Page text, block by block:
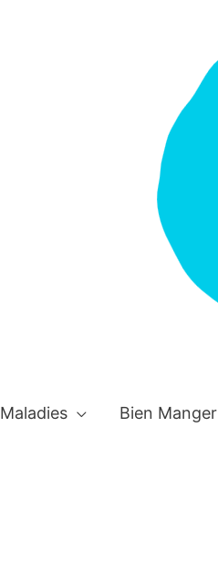
Maladies Bien Manger